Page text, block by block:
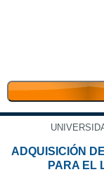
ADQUISICIÓN
PARA EL